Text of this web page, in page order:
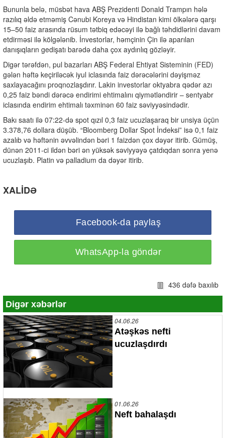
Bununla belə, müsbət hava ABŞ Prezidenti Donald Trampın hələ
razılıq əldə etməmiş Cənubi Koreya və Hindistan kimi ölkələrə qarşı
15–50 faiz arasında rüsum tətbiq edəcəyi ilə bağlı təhdidlərini davam
etdirməsi ilə kölgələnib. İnvestorlar, həmçinin Çin ilə aparılan
danışıqların gedişatı barədə daha çox aydınlıq gözləyir.
Digər tərəfdən, pul bazarları ABŞ Federal Ehtiyat Sisteminin (FED)
gələn həftə keçiriləcək iyul iclasında faiz dərəcələrini dəyişməz
saxlayacağını proqnozlaşdırır. Lakin investorlar oktyabra qədər azı
0,25 faiz bəndi dərəcə endirimi ehtimalını qiymətləndirir – sentyabr
iclasında endirim ehtimalı təxminən 60 faiz səviyyəsindədir.
Bakı saatı ilə 07:22-də spot qızıl 0,3 faiz ucuzlaşaraq bir unsiya üçün
3.378,76 dollara düşüb. “Bloomberg Dollar Spot İndeksi” isə 0,1 faiz
azalıb və həftənin əvvəlindən bəri 1 faizdən çox dəyər itirib. Gümüş,
dünən 2011-ci ildən bəri ən yüksək səviyyəyə çatdıqdan sonra yenə
ucuzlaşıb. Platin və palladium da dəyər itirib.
XALİDƏ
Facebook-da paylaş
WhatsApp-la göndər
436 dəfə baxılıb
Digər xəbərlər
04.06.26
Atəşkəs nefti
ucuzlaşdırdı
01.06.26
Neft bahalaşdı